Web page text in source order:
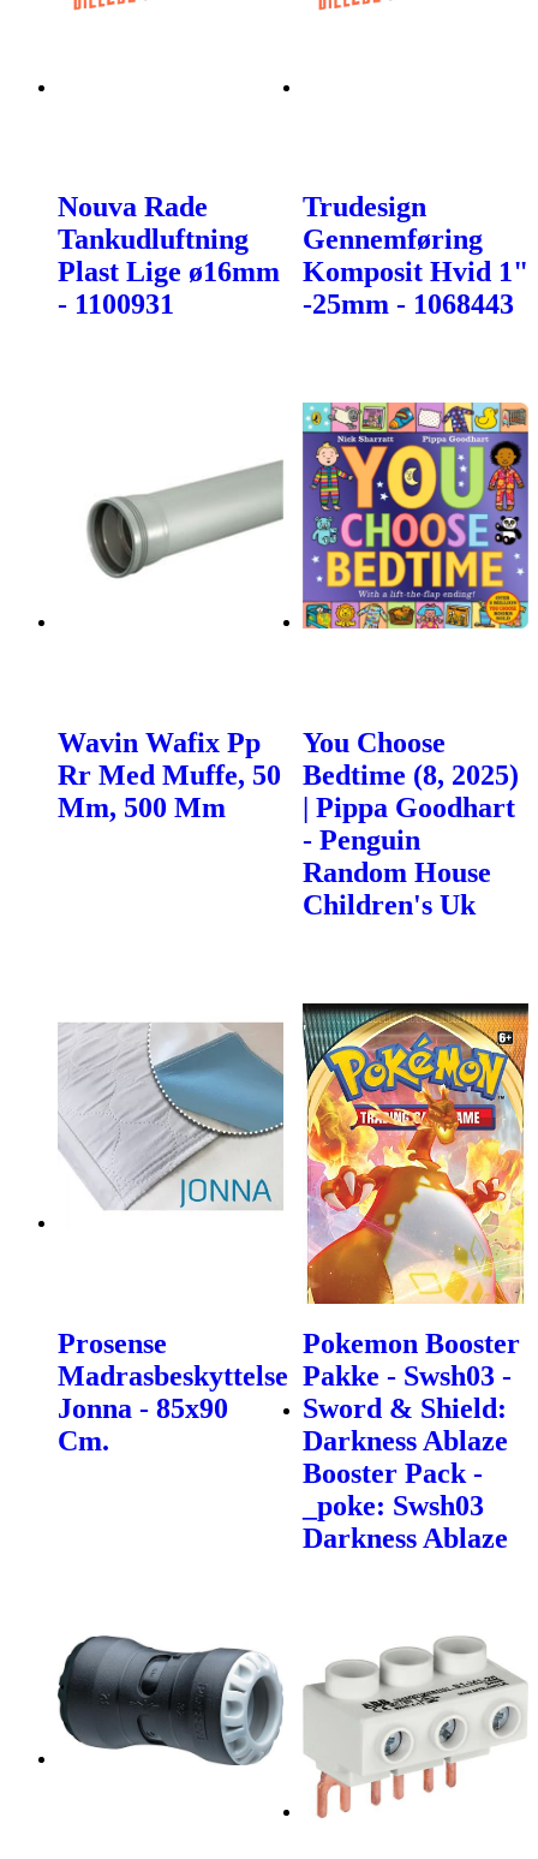
Nouva Rade
Tankudluftning
Plast Lige ø16mm
- 1100931
Trudesign
Gennemføring
Komposit Hvid 1"
-25mm - 1068443
Wavin Wafix Pp
Rr Med Muffe, 50
Mm, 500 Mm
You Choose
Bedtime (8, 2025)
| Pippa Goodhart
- Penguin
Random House
Children's Uk
Prosense
Madrasbeskyttelse
Jonna - 85x90
Cm.
Pokemon Booster
Pakke - Swsh03 -
Sword & Shield:
Darkness Ablaze
Booster Pack -
_poke: Swsh03
Darkness Ablaze